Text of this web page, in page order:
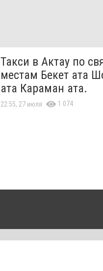
Такси в Актау по
местам Бекет ата
ата Караман ата.
22:55, 27 июля 1 074